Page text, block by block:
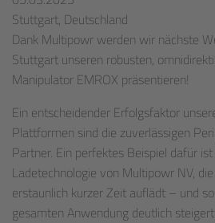
Stuttgart, Deutschland
Dank Multipowr werden wir nächste
Stuttgart unseren robusten,
Manipulator EMROX präsentieren!
Ein entscheidender Erfolgsfaktor
Plattformen sind die zuverlässigen
Partner. Ein perfektes Beispiel dafür
Ladetechnologie von Multipowr NV,
erstaunlich kurzer Zeit auflädt – und
gesamten Anwendung deutlich steigert.